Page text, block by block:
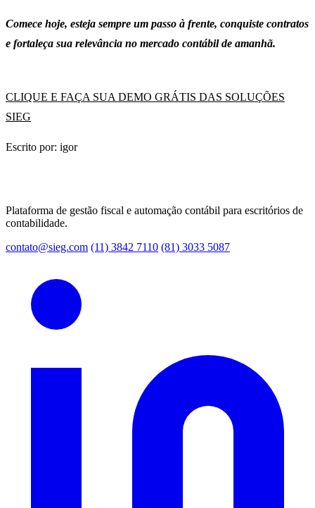
Comece hoje, esteja sempre um passo à frente, conquiste contratos
e fortaleça sua relevância no mercado contábil de amanhã.
CLIQUE E FAÇA SUA DEMO GRÁTIS DAS SOLUÇÕES
SIEG
Escrito por: igor
Plataforma de gestão fiscal e automação contábil para escritórios de
contabilidade.
contato@sieg.com (11) 3842 7110 (81) 3033 5087